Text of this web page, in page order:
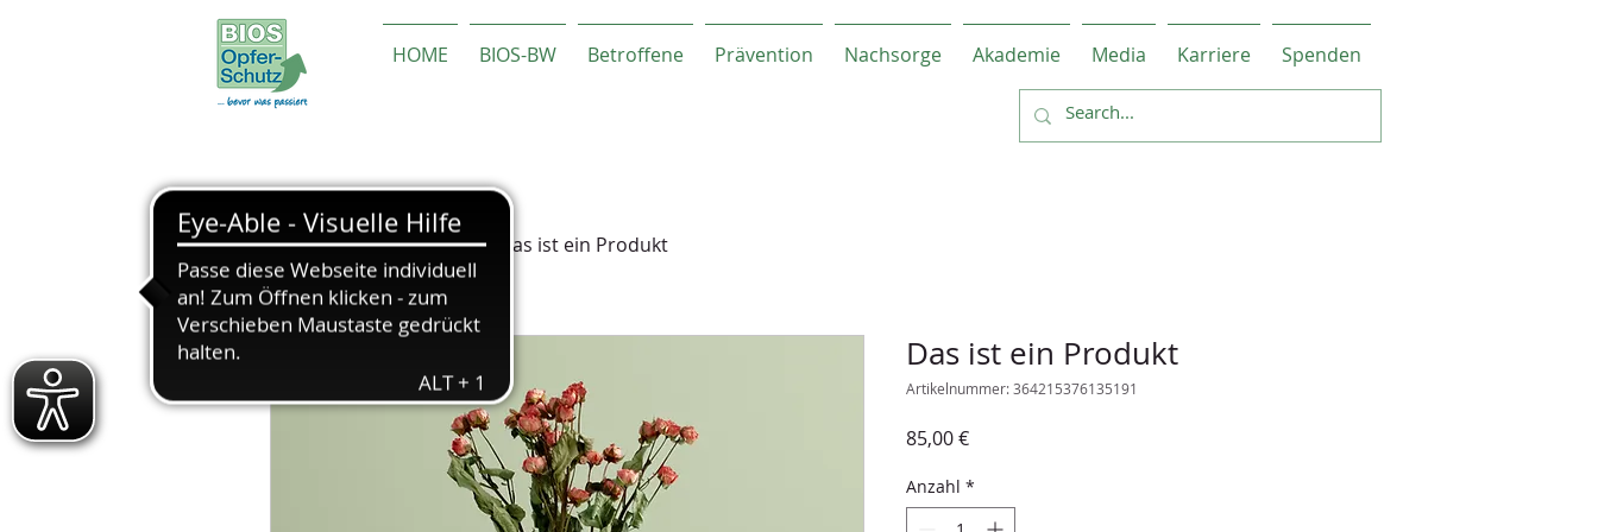
HOME BIOS-BW Betroffene Prävention Nachsorge Akademie Media Karriere Spenden
Start All Products Das ist ein Produkt
Das ist ein Produkt
Artikelnummer: 364215376135191
85,00 €Preis
Anzahl *